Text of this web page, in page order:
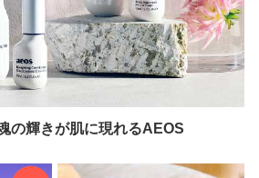
の輝きが肌に現れるAEOS